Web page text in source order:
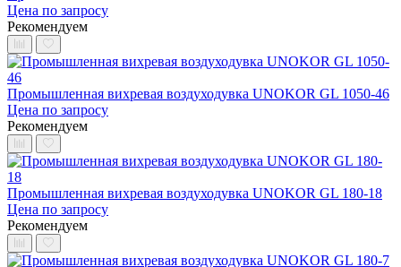
Цена по запросу
Рекомендуем
Промышленная вихревая воздуходувка UNOKOR GL 1050-46
Цена по запросу
Рекомендуем
Промышленная вихревая воздуходувка UNOKOR GL 180-18
Цена по запросу
Рекомендуем